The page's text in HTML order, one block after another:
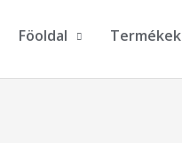
Föoldal Termékek